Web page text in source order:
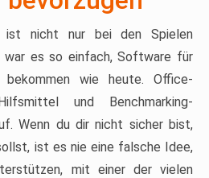
ist nicht nur bei den Spielen
war es so einfach, Software für
wie heute. Office-
und Benchmarking-
Wenn du dir nicht sicher bist,
ist es nie eine falsche Idee,
mit einer der vielen